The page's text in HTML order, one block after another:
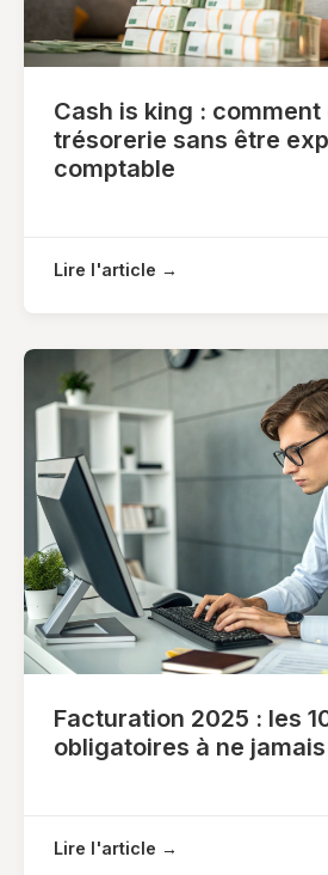
Cash is king :
trésorerie sans être
comptable
Lire l'article →
Facturation 2025 : les
obligatoires à ne
Lire l'article →